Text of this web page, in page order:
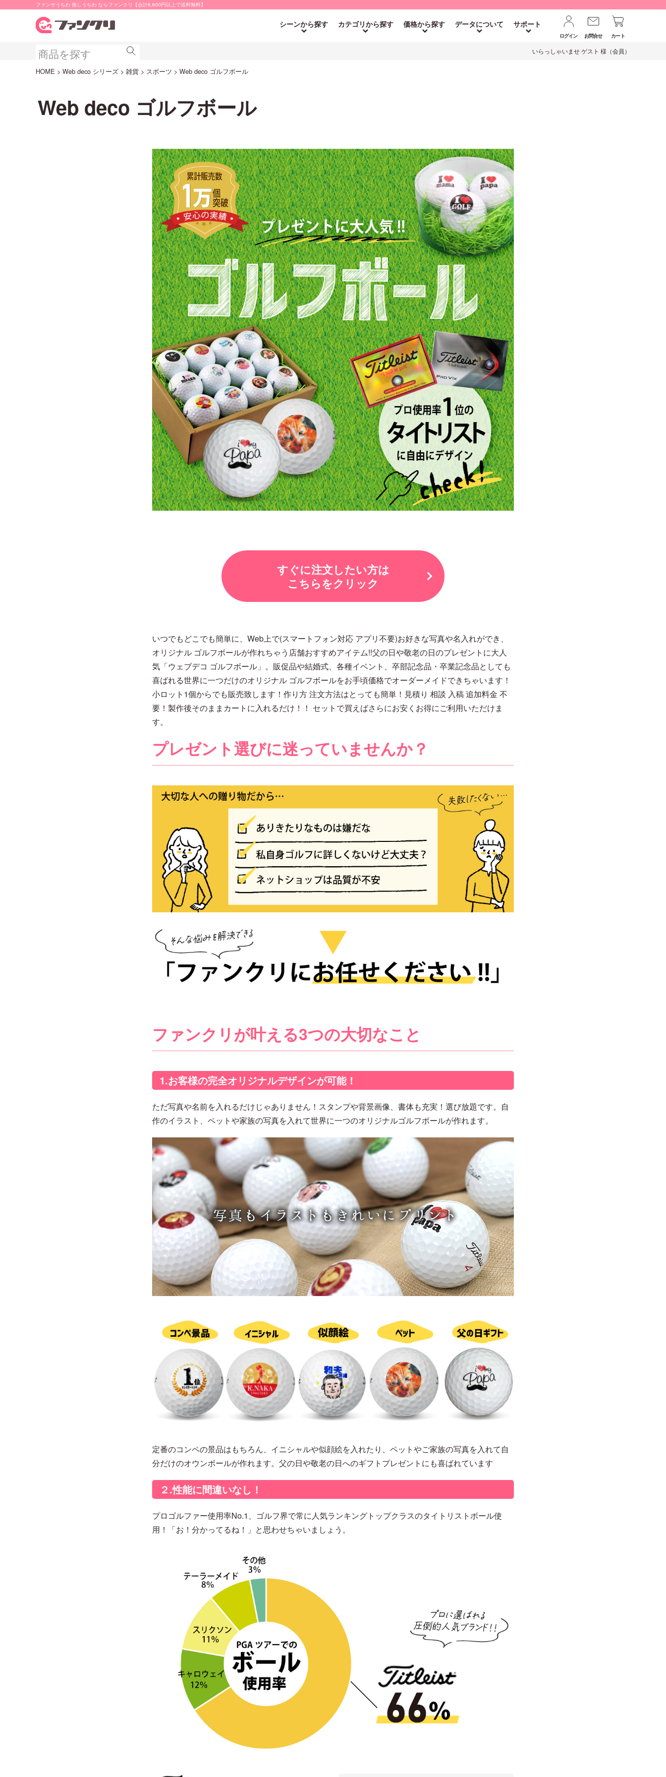
ファンサうちわ 推しうちわ ならファンクリ【合計6,600円以上で送料無料】
シーンから探す カテゴリから探す 価格から探す データについて サポート
ログイン お問合せ カート
いらっしゃいませ ゲスト 様（会員）
HOME Web deco シリーズ 雑貨 スポーツ Web deco ゴルフボール
Web deco ゴルフボール
すぐに注文したい方は
こちらをクリック
いつでもどこでも簡単に、Web上で(スマートフォン対応 アプリ不要)お好きな写真や名入れができ、
オリジナル ゴルフボールが作れちゃう店舗おすすめアイテム!!父の日や敬老の日のプレゼントに大人
気「ウェブデコ ゴルフボール」。販促品や結婚式、各種イベント、卒部記念品・卒業記念品としても
喜ばれる世界に一つだけのオリジナル ゴルフボールをお手頃価格でオーダーメイドできちゃいます！
小ロット1個からでも販売致します！作り方 注文方法はとっても簡単！見積り 相談 入稿 追加料金 不
要！製作後そのままカートに入れるだけ！！ セットで買えばさらにお安くお得にご利用いただけま
す。
プレゼント選びに迷っていませんか？
ファンクリが叶える3つの大切なこと
1.お客様の完全オリジナルデザインが可能！
ただ写真や名前を入れるだけじゃありません！スタンプや背景画像、書体も充実！選び放題です。自
作のイラスト、ペットや家族の写真を入れて世界に一つのオリジナルゴルフボールが作れます。
定番のコンペの景品はもちろん、イニシャルや似顔絵を入れたり、ペットやご家族の写真を入れて自
分だけのオウンボールが作れます。父の日や敬老の日へのギフトプレゼントにも喜ばれています
２.性能に間違いなし！
プロゴルファー使用率No.1、ゴルフ界で常に人気ランキングトップクラスのタイトリストボール使
用！「お！分かってるね！」と思わせちゃいましょう。